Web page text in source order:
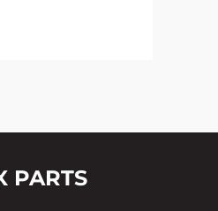
PARTS